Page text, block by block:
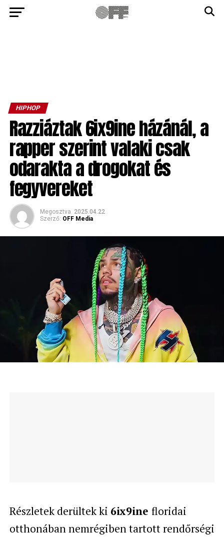
HIPHOP
Razziáztak 6ix9ine házánál, a
rapper szerint valaki csak
odarakta a drogokat és
fegyvereket
Megosztva 2025.04.22
Szerző: OFF Media
Részletek derültek ki 6ix9ine floridai
otthonában nemrégiben tartott rendőrségi